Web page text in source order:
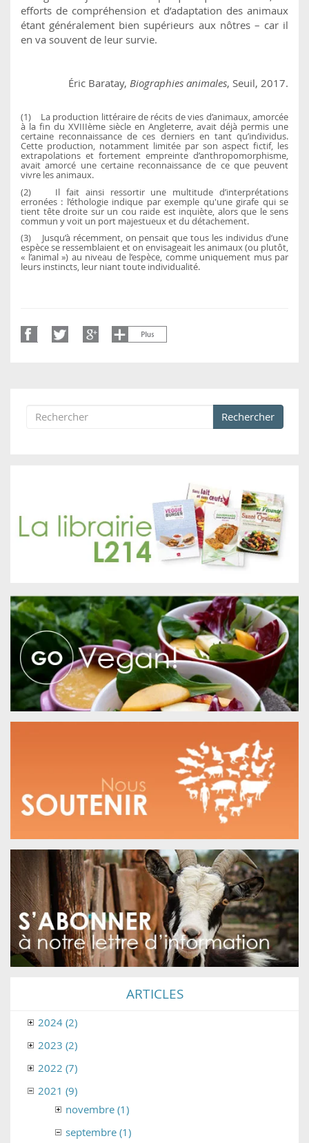
efforts de compréhension et d’adaptation des animaux
étant généralement bien supérieurs aux nôtres – car il
en va souvent de leur survie.
Éric Baratay, Biographies animales, Seuil, 2017.
(1) La production littéraire de récits de vies d’animaux, amorcée
à la fin du XVIIIème siècle en Angleterre, avait déjà permis une
certaine reconnaissance de ces derniers en tant qu’individus.
Cette production, notamment limitée par son aspect fictif, les
extrapolations et fortement empreinte d’anthropomorphisme,
avait amorcé une certaine reconnaissance de ce que peuvent
vivre les animaux.
(2) Il fait ainsi ressortir une multitude d’interprétations
erronées : l’éthologie indique par exemple qu'une girafe qui se
tient tête droite sur un cou raide est inquiète, alors que le sens
commun y voit un port majestueux et du détachement.
(3) Jusqu’à récemment, on pensait que tous les individus d’une
espèce se ressemblaient et on envisageait les animaux (ou plutôt,
« l’animal ») au niveau de l’espèce, comme uniquement mus par
leurs instincts, leur niant toute individualité.
Formulaire de recherche
Rechercher
ARTICLES
2024 (2)
2023 (2)
2022 (7)
2021 (9)
novembre (1)
septembre (1)